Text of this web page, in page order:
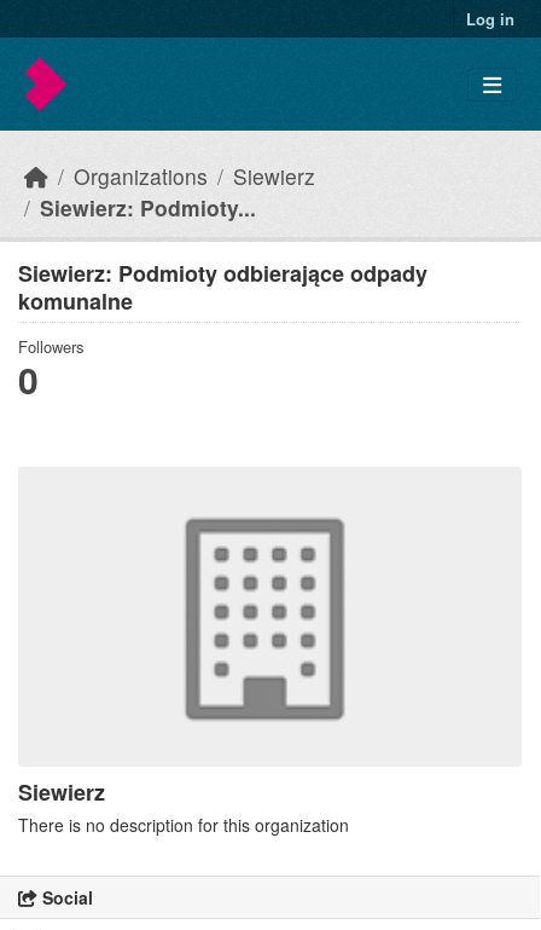
Log in
Organizations
Siewierz
Siewierz: Podmioty...
Siewierz: Podmioty odbierające odpady
komunalne
Followers
0
Siewierz
There is no description for this organization
Social